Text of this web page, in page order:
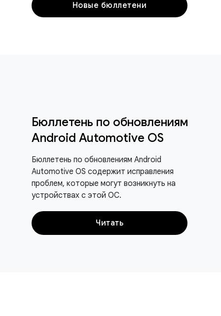
Новые бюллетени
Бюллетень по обновлениям
Android Automotive OS
Бюллетень по обновлениям Android
Automotive OS содержит исправления
проблем, которые могут возникнуть на
устройствах с этой ОС.
Читать